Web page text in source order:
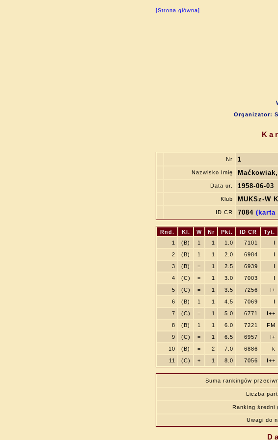
[Strona główna]
Organizator:
Nr 1
Nazwisko Imię
Data ur. 1958-06-03
Klub MUKSz-W
ID CR 7084 (karta
Rnd. Kl. W Nr Pkt. ID CR Tyt.
1
(B) 1 1 1.0 7101 I
2
(B) 1 1 2.0 6984 I
3
(B) = 1 2.5 6939 I
4
(C) = 1 3.0 7003 I
5
(C) = 1 3.5 7256 I+
6
(B) 1 1 4.5 7069 I
7
(C) = 1 5.0 6771 I++
8
(B) 1 1 6.0 7221 FM
9
(C) = 1 6.5 6957 I+
10
(B) = 2 7.0 6886 k
11
(C) + 1 8.0 7056 I++
Suma rankingów
Liczba
Ranking średni
Uwagi do